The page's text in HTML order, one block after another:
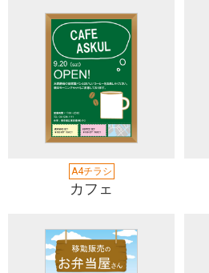
A4チラシ
カフェ